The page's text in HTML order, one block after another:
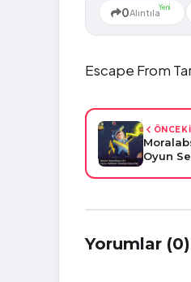
0AlıntılaYeni
Escape From
Oyun
Yorumlar (0)